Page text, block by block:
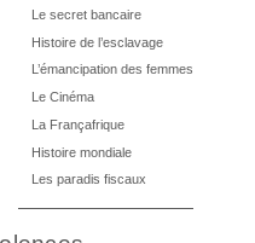
Le secret bancaire
Histoire de l’esclavage
L’émancipation des femmes
Le Cinéma
La Françafrique
Histoire mondiale
Les paradis fiscaux